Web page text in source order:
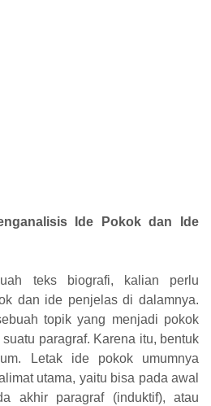
Ide Pokok dan Ide
teks biografi, kalian perlu
dan ide penjelas di dalamnya.
topik yang menjadi pokok
paragraf. Karena itu, bentuk
Letak ide pokok umumnya
utama, yaitu bisa pada awal
akhir paragraf (induktif), atau